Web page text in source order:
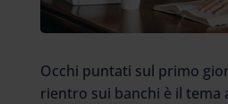
Occhi puntati sul primo
rientro sui banchi è il tema